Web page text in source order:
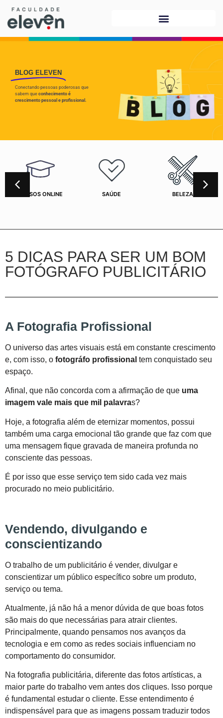
BLOG ELEVEN
Conectando pessoas poderosas que
sabem que conhecimento é
crescimento pessoal e profissional.
CURSOS ONLINE SAÚDE BELEZA
5 DICAS PARA SER UM BOM
FOTÓGRAFO PUBLICITÁRIO
A Fotografia Profissional
O universo das artes visuais está em constante crescimento
e, com isso, o fotográfo profissional tem conquistado seu
espaço.
Afinal, que não concorda com a afirmação de que uma
imagem vale mais que mil palavras?
Hoje, a fotografia além de eternizar momentos, possui
também uma carga emocional tão grande que faz com que
uma mensagem fique gravada de maneira profunda no
consciente das pessoas.
É por isso que esse serviço tem sido cada vez mais
procurado no meio publicitário.
Vendendo, divulgando e
conscientizando
O trabalho de um publicitário é vender, divulgar e
conscientizar um público específico sobre um produto,
serviço ou tema.
Atualmente, já não há a menor dúvida de que boas fotos
são mais do que necessárias para atrair clientes.
Principalmente, quando pensamos nos avanços da
tecnologia e em como as redes sociais influenciam no
comportamento do consumidor.
Na fotografia publicitária, diferente das fotos artísticas, a
maior parte do trabalho vem antes dos cliques. Isso porque
é fundamental estudar o cliente. Esse entendimento é
indispensável para que as imagens possam traduzir todos